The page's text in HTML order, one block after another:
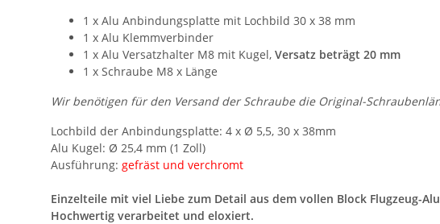
1 x Alu Anbindungsplatte mit Lochbild 30 x 38 mm
1 x Alu Klemmverbinder
1 x Alu Versatzhalter M8 mit Kugel, Versatz beträgt 20 mm
1 x Schraube M8 x Länge
Wir benötigen für den Versand der Schraube die Original-
Lochbild der Anbindungsplatte: 4 x Ø 5,5, 30 x 38mm
Alu Kugel: Ø 25,4 mm (1 Zoll)
Ausführung: gefräst und verchromt
Einzelteile mit viel Liebe zum Detail aus dem vollen Block Flugzeug-
Hochwertig verarbeitet und eloxiert.